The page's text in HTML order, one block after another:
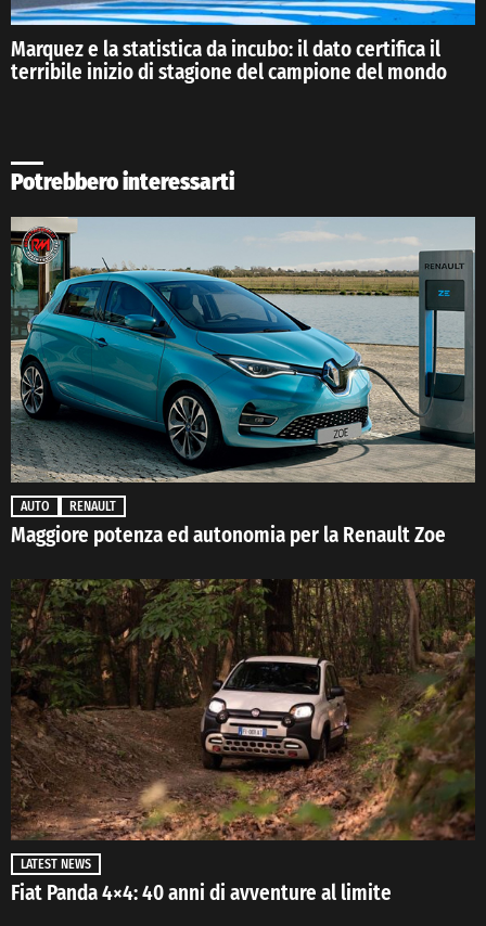
Marquez e la statistica da incubo: il dato certifica il
terribile inizio di stagione del campione del mondo
Potrebbero interessarti
AUTO RENAULT
Maggiore potenza ed autonomia per la Renault Zoe
LATEST NEWS
Fiat Panda 4×4: 40 anni di avventure al limite